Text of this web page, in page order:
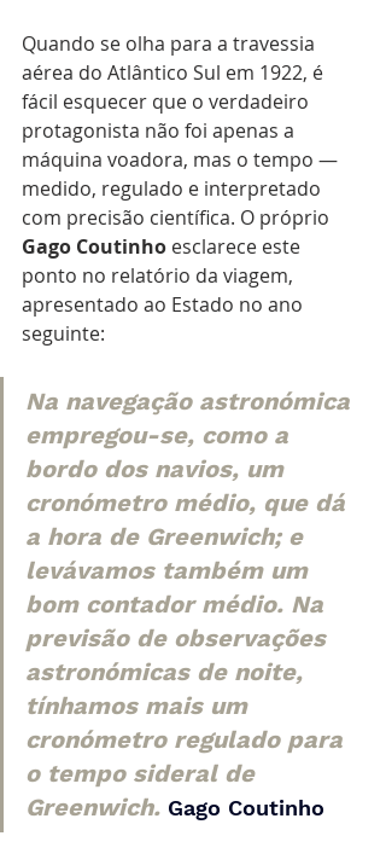
Quando se olha para a travessia
aérea do Atlântico Sul em 1922, é
fácil esquecer que o verdadeiro
protagonista não foi apenas a
máquina voadora, mas o tempo —
medido, regulado e interpretado
com precisão científica. O próprio
Gago Coutinho esclarece este
ponto no relatório da viagem,
apresentado ao Estado no ano
seguinte:
Na navegação astronómica
empregou-se, como a
bordo dos navios, um
cronómetro médio, que dá
a hora de Greenwich; e
levávamos também um
bom contador médio. Na
previsão de observações
astronómicas de noite,
tínhamos mais um
cronómetro regulado para
o tempo sideral de
Greenwich. Gago Coutinho